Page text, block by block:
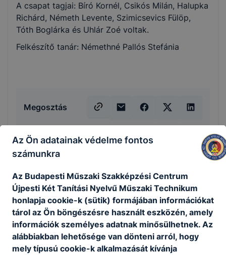
A csapat tagjai: Bíró Kornél, Csikós Milán, Halupka
Richárd, Németh Levente, Szimicsevics Fülöp,
Tóth Boglárka és Uhlár Zoé voltak.
Felkészítő tanár: Némethné Pallós Stefánia
Megosztás
Az Ön adatainak védelme fontos
számunkra
Az Budapesti Műszaki Szakképzési Centrum
Újpesti Két Tanítási Nyelvű Műszaki Technikum
honlapja cookie-k (sütik) formájában információkat
tárol az Ön böngészésre használt eszközén, amely
információk személyes adatnak minősülhetnek. Az
alábbiakban lehetősége van dönteni arról, hogy
mely típusú cookie-k alkalmazását kívánja